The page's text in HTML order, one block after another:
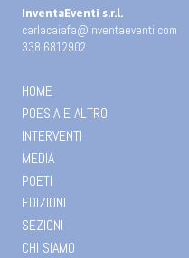
InventaEventi s.r.l.
carlacaiafa@inventaeventi.com
338 6812902
HOME
POESIA E ALTRO
INTERVENTI
MEDIA
POETI
EDIZIONI
SEZIONI
CHI SIAMO